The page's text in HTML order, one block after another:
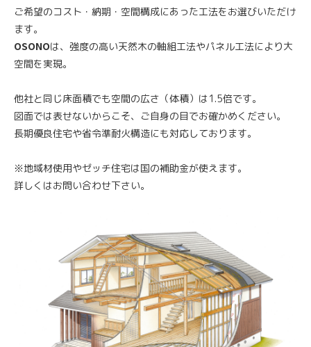
ご希望のコスト・納期・空間構成にあった工法をお選びいただけ
ます。
OSONOは、強度の高い天然木の軸組工法やパネル工法により大
空間を実現。
他社と同じ床面積でも空間の広さ（体積）は1.5倍です。
図面では表せないからこそ、ご自身の目でお確かめください。
長期優良住宅や省令準耐火構造にも対応しております。
※地域材使用やゼッチ住宅は国の補助金が使えます。
詳しくはお問い合わせ下さい。